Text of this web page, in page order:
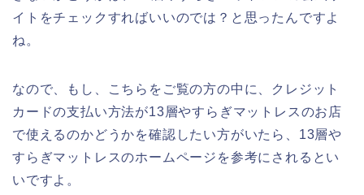
イトをチェックすればいいのでは？と思ったんですよ
ね。
なので、もし、こちらをご覧の方の中に、クレジット
カードの支払い方法が13層やすらぎマットレスのお店
で使えるのかどうかを確認したい方がいたら、13層や
すらぎマットレスのホームページを参考にされるとい
いですよ。